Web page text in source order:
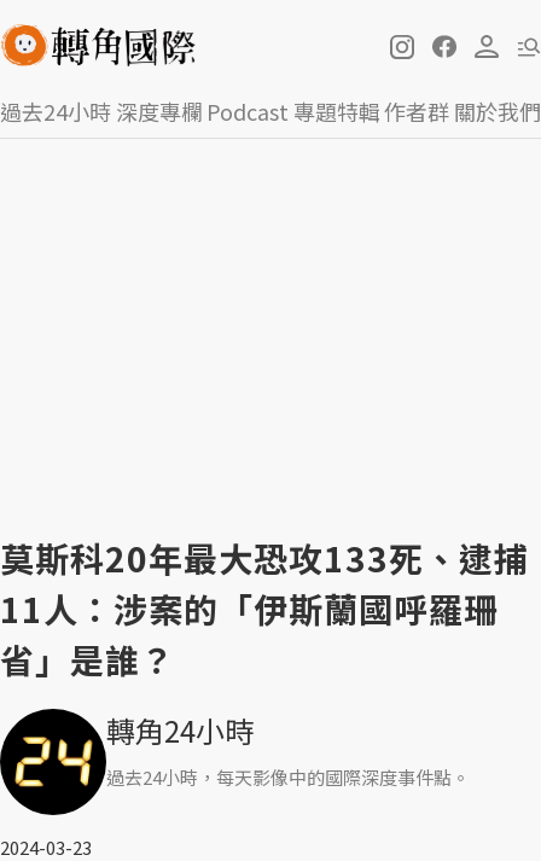
過去24小時深度專欄 Podcast 專題特輯作者群關於我們
莫斯科20年最大恐攻133死、逮捕
11人：涉案的「伊斯蘭國呼羅珊
省」是誰？
轉角24小時
過去24小時，每天影像中的國際深度事件點。
2024-03-23